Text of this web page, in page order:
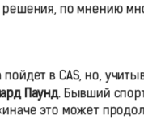
по мнению
в CAS, но,
Паунд. Бывший
это может